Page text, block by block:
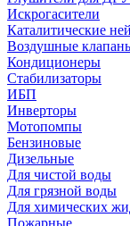
Искрогасители
Каталитические
Воздушные
Кондиционеры
Стабилизаторы
ИБП
Инверторы
Мотопомпы
Бензиновые
Дизельные
Для чистой воды
Для грязной воды
Для химических
Пожарные